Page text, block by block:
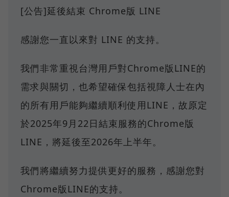
[公告]延後結束 Chrome版 LINE
感謝您一直以來對 LINE 的支持。
我們非常重視台灣用戶對Chrome版LINE的
需求與關切，也希望確保包括視障人士在內
的所有用戶能夠繼續順利使用LINE，故原定
於2025年9月22日結束服務的Chrome版
LINE，將延後至2026年上半年。
我們將繼續努力提供更好的服務，感謝您對
Chrome版LINE的支持。